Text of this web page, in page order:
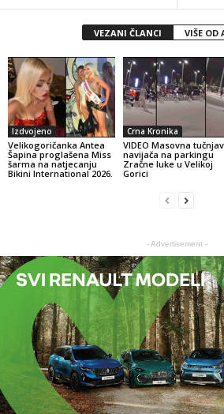
VEZANI ČLANCI VIŠE OD
Izdvojeno
Velikogoričanka Antea
Šapina proglašena Miss
šarma na natjecanju
Bikini International 2026.
Crna Kronika
VIDEO Masovna
navijača na parkingu
Zračne luke u Velikoj
Gorici
- Advertisement -